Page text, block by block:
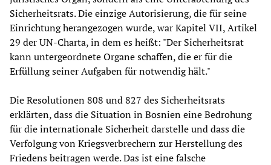
Sicherheitsrats. Die einzige Autorisierung, die für seine
Einrichtung herangezogen wurde, war Kapitel VII, Artikel
29 der UN-Charta, in dem es heißt: "Der Sicherheitsrat
kann untergeordnete Organe schaffen, die er für die
Erfüllung seiner Aufgaben für notwendig hält."
Die Resolutionen 808 und 827 des Sicherheitsrats
erklärten, dass die Situation in Bosnien eine Bedrohung
für die internationale Sicherheit darstelle und dass die
Verfolgung von Kriegsverbrechern zur Herstellung des
Friedens beitragen werde. Das ist eine falsche